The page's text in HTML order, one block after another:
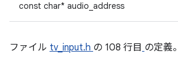
const char* audio_address
ファイル tv_input.h の 108 行目 の定義。